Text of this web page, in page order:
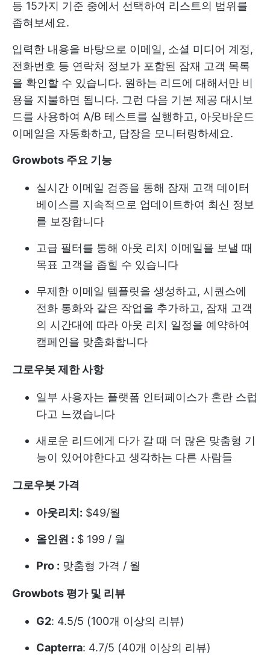
등 15가지 기준 중에서 선택하여 리스트의 범위를
좁혀보세요.
입력한 내용을 바탕으로 이메일, 소셜 미디어 계정,
전화번호 등 연락처 정보가 포함된 잠재 고객 목록
을 확인할 수 있습니다. 원하는 리드에 대해서만 비
용을 지불하면 됩니다. 그런 다음 기본 제공 대시보
드를 사용하여 A/B 테스트를 실행하고, 아웃바운드
이메일을 자동화하고, 답장을 모니터링하세요.
Growbots 주요 기능
실시간 이메일 검증을 통해 잠재 고객 데이터
베이스를 지속적으로 업데이트하여 최신 정보
를 보장합니다
고급 필터를 통해 아웃 리치 이메일을 보낼 때
목표 고객을 좁힐 수 있습니다
무제한 이메일 템플릿을 생성하고, 시퀀스에
전화 통화와 같은 작업을 추가하고, 잠재 고객
의 시간대에 따라 아웃 리치 일정을 예약하여
캠페인을 맞춤화합니다
그로우봇 제한 사항
일부 사용자는 플랫폼 인터페이스가 혼란 스럽
다고 느꼈습니다
새로운 리드에게 다가 갈 때 더 많은 맞춤형 기
능이 있어야한다고 생각하는 다른 사람들
그로우봇 가격
아웃리치: $49/월
올인원 : $ 199 / 월
Pro : 맞춤형 가격 / 월
Growbots 평가 및 리뷰
G2: 4.5/5 (100개 이상의 리뷰)
Capterra: 4.7/5 (40개 이상의 리뷰)